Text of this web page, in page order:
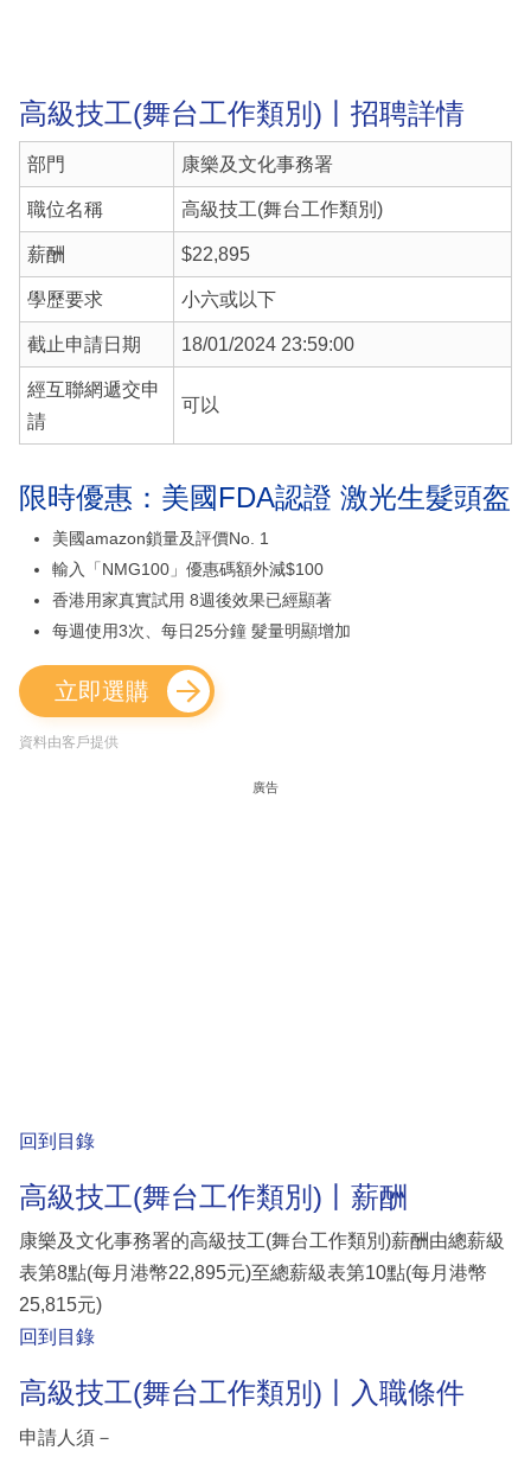
高級技工(舞台工作類別)丨招聘詳情
部門 康樂及文化事務署
職位名稱 高級技工(舞台工作類別)
薪酬 $22,895
學歷要求 小六或以下
截止申請日期 18/01/2024 23:59:00
經互聯網遞交申
請
可以
限時優惠：美國FDA認證 激光生髮頭盔
美國amazon鎖量及評價No. 1
輸入「NMG100」優惠碼額外減$100
香港用家真實試用 8週後效果已經顯著
每週使用3次、每日25分鐘 髮量明顯增加
立即選購
資料由客戶提供
廣告
回到目錄
高級技工(舞台工作類別)丨薪酬
康樂及文化事務署的高級技工(舞台工作類別)薪酬由總薪級
表第8點(每月港幣22,895元)至總薪級表第10點(每月港幣
25,815元)
回到目錄
高級技工(舞台工作類別)丨入職條件
申請人須－